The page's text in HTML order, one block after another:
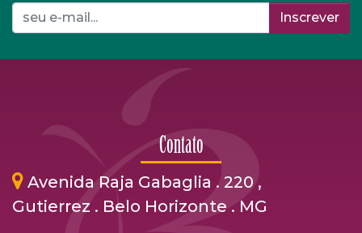
Inscrever
Contato
Avenida Raja Gabaglia . 220 ,
Gutierrez . Belo Horizonte . MG